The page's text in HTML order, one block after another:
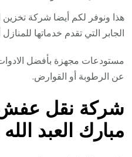
هذا ونوفر لكم أيضا شركة تخزين
الجابر التي تقدم خدماتها
مستودعات مجهزة بأفضل
عن الرطوبة أو القوارض.
شركة نقل
مبارك العبد الله